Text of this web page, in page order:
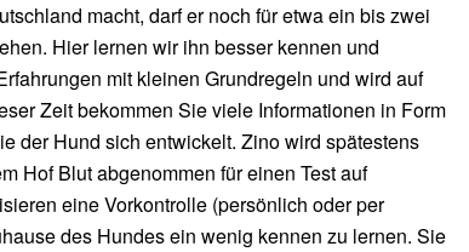
macht, darf er noch für etwa ein bis zwei
Hier lernen wir ihn besser kennen und
mit kleinen Grundregeln und wird auf
Zeit bekommen Sie viele Informationen in Form
der Hund sich entwickelt. Zino wird spätestens
Hof Blut abgenommen für einen Test auf
eine Vorkontrolle (persönlich oder per
des Hundes ein wenig kennen zu lernen. Sie